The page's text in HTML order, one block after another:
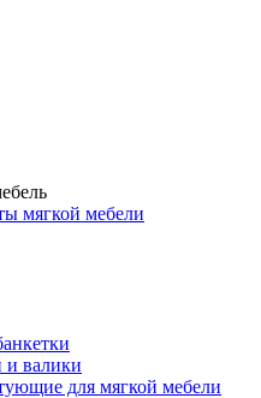
мягкой мебели
валики
для мягкой мебели